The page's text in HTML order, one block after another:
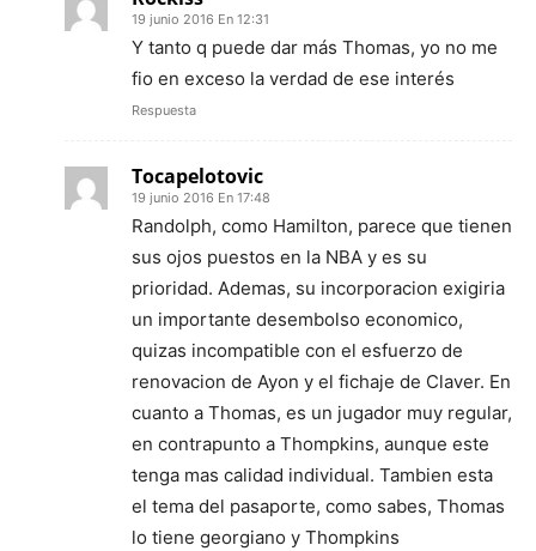
19 junio 2016 En 12:31
Y tanto q puede dar más Thomas, yo no me
fio en exceso la verdad de ese interés
Respuesta
Tocapelotovic
19 junio 2016 En 17:48
Randolph, como Hamilton, parece que tienen
sus ojos puestos en la NBA y es su
prioridad. Ademas, su incorporacion exigiria
un importante desembolso economico,
quizas incompatible con el esfuerzo de
renovacion de Ayon y el fichaje de Claver. En
cuanto a Thomas, es un jugador muy regular,
en contrapunto a Thompkins, aunque este
tenga mas calidad individual. Tambien esta
el tema del pasaporte, como sabes, Thomas
lo tiene georgiano y Thompkins